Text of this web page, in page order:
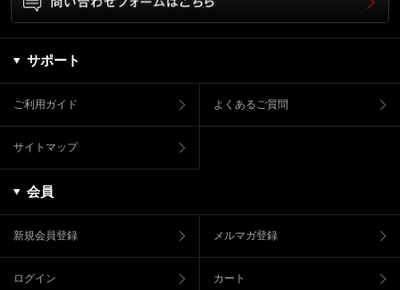
サポート
ご利用ガイド よくあるご質問
サイトマップ
会員
新規会員登録 メルマガ登録
ログイン カート